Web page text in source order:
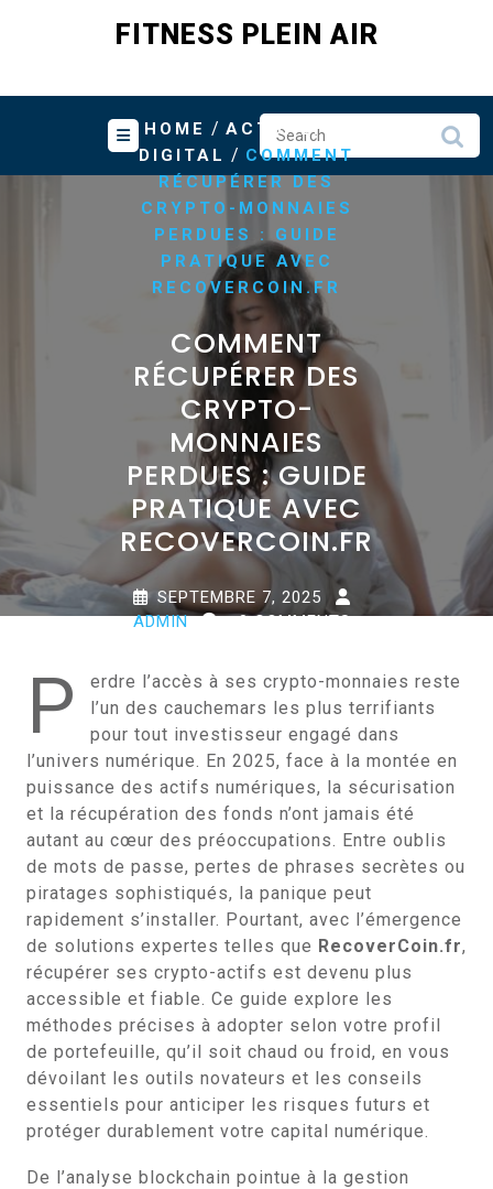
FITNESS PLEIN AIR
HOME / ACTUALITÉ
DIGITAL / COMMENT
RÉCUPÉRER DES
CRYPTO-MONNAIES
PERDUES : GUIDE
PRATIQUE AVEC
RECOVERCOIN.FR
COMMENT
RÉCUPÉRER DES
CRYPTO-
MONNAIES
PERDUES : GUIDE
PRATIQUE AVEC
RECOVERCOIN.FR
SEPTEMBRE 7, 2025
ADMIN
0 COMMENTS
P
erdre l’accès à ses crypto-monnaies reste
l’un des cauchemars les plus terrifiants
pour tout investisseur engagé dans
l’univers numérique. En 2025, face à la montée en
puissance des actifs numériques, la sécurisation
et la récupération des fonds n’ont jamais été
autant au cœur des préoccupations. Entre oublis
de mots de passe, pertes de phrases secrètes ou
piratages sophistiqués, la panique peut
rapidement s’installer. Pourtant, avec l’émergence
de solutions expertes telles que RecoverCoin.fr,
récupérer ses crypto-actifs est devenu plus
accessible et fiable. Ce guide explore les
méthodes précises à adopter selon votre profil
de portefeuille, qu’il soit chaud ou froid, en vous
dévoilant les outils novateurs et les conseils
essentiels pour anticiper les risques futurs et
protéger durablement votre capital numérique.
De l’analyse blockchain pointue à la gestion